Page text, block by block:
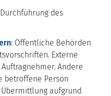
des
: Öffentliche Behörden
Externe
Andere
betroffene Person
aufgrund